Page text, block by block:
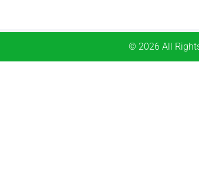
© 2026 All